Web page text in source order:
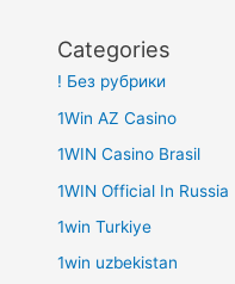
Categories
! Без рубрики
1Win AZ Casino
1WIN Casino Brasil
1WIN Official In Russia
1win Turkiye
1win uzbekistan